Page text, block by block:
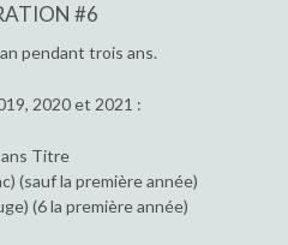
#6
pendant trois ans.
2020 et 2021 :
Titre
(sauf la première année)
(6 la première année)